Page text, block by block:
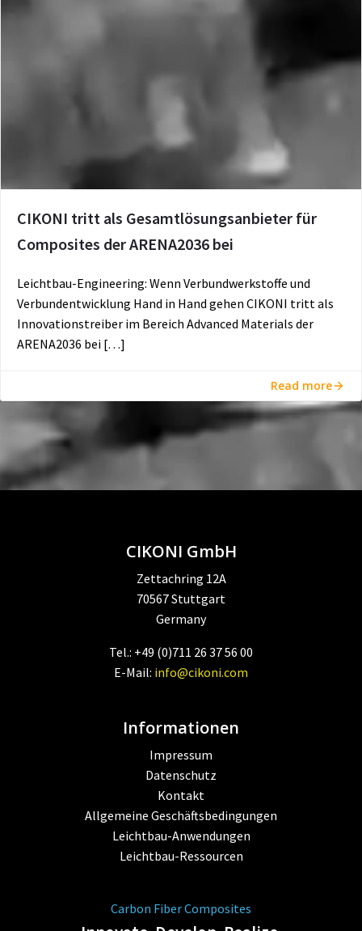
CIKONI tritt als Gesamtlösungsanbieter für
Composites der ARENA2036 bei
Leichtbau-Engineering: Wenn Verbundwerkstoffe und
Verbundentwicklung Hand in Hand gehen CIKONI tritt als
Innovationstreiber im Bereich Advanced Materials der
ARENA2036 bei […]
Read more
CIKONI GmbH
Zettachring 12A
70567 Stuttgart
Germany
Tel.: +49 (0)711 26 37 56 00
E-Mail: info@cikoni.com
Informationen
Impressum
Datenschutz
Kontakt
Allgemeine Geschäftsbedingungen
Leichtbau-Anwendungen
Leichtbau-Ressourcen
Carbon Fiber Composites